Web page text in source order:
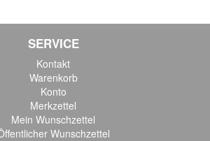
SERVICE
Kontakt
Warenkorb
Konto
Merkzettel
Mein Wunschzettel
Wunschzettel